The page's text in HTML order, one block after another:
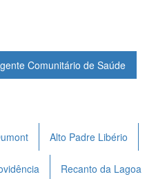
Comunitário de Saúde
Alto Padre Libério
Recanto da Lagoa